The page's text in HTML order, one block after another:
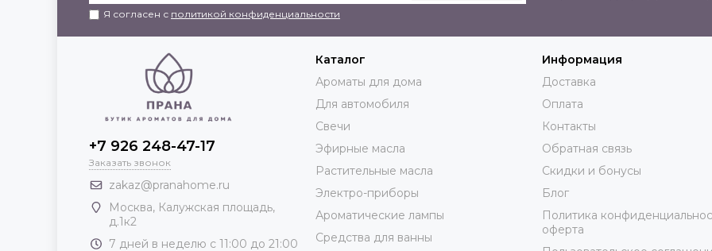
Я согласен с политикой конфиденциальности
+7 926 248-47-17
Заказать звонок
zakaz@pranahome.ru
Москва, Калужская площадь,
д.1к2
7 дней в неделю с 11:00 до 21:00
Каталог
Ароматы для дома
Для автомобиля
Свечи
Эфирные масла
Растительные масла
Электро-приборы
Ароматические лампы
Средства для ванны
Информация
Доставка
Оплата
Контакты
Обратная связь
Скидки и бонусы
Блог
Политика
оферта